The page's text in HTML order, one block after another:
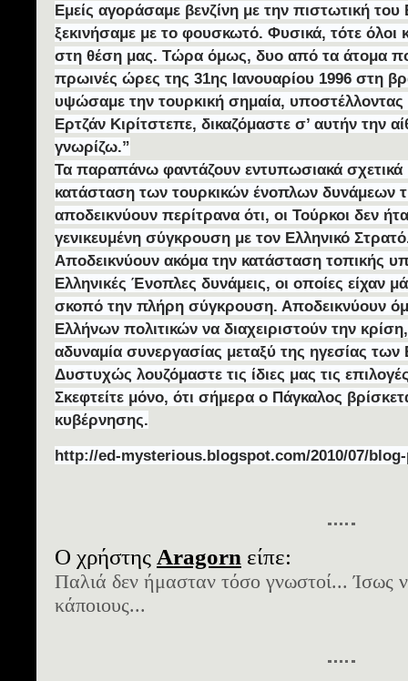
Εμείς αγοράσαμε βενζίνη με την πιστωτική του
ξεκινήσαμε με το φουσκωτό. Φυσικά, τότε όλοι
στη θέση μας. Τώρα όμως, δυο από τα άτομα
πρωινές ώρες της 31ης Ιανουαρίου 1996 στη
υψώσαμε την τουρκική σημαία, υποστέλλοντας
Ερτζάν Κιρίτστεπε, δικαζόμαστε σ’ αυτήν
γνωρίζω.”
Τα παραπάνω φαντάζουν εντυπωσιακά σχετικά
κατάσταση των τουρκικών ένοπλων δυνάμεων
αποδεικνύουν περίτρανα ότι, οι Τούρκοι δεν
γενικευμένη σύγκρουση με τον Ελληνικό
Αποδεικνύουν ακόμα την κατάσταση τοπικής
Ελληνικές Ένοπλες δυνάμεις, οι οποίες είχαν
σκοπό την πλήρη σύγκρουση. Αποδεικνύουν
Ελλήνων πολιτικών να διαχειριστούν την
αδυναμία συνεργασίας μεταξύ της ηγεσίας
Δυστυχώς λουζόμαστε τις ίδιες μας τις
Σκεφτείτε μόνο, ότι σήμερα ο Πάγκαλος
κυβέρνησης.
http://ed-mysterious.blogspot.com/2010/07/
Ο χρήστης Aragorn είπε:
Παλιά δεν ήμασταν τόσο γνωστοί... Ίσως
κάποιους...